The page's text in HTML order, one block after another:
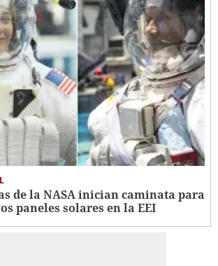
de la NASA inician caminata para
paneles solares en la EEI